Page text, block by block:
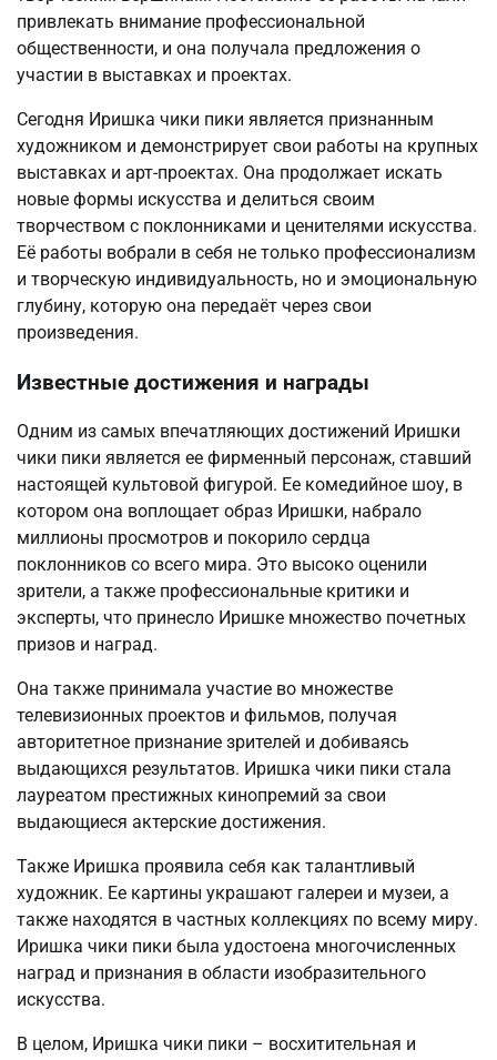
привлекать внимание профессиональной
общественности, и она получала предложения о
участии в выставках и проектах.
Сегодня Иришка чики пики является признанным
художником и демонстрирует свои работы на крупных
выставках и арт-проектах. Она продолжает искать
новые формы искусства и делиться своим
творчеством с поклонниками и ценителями искусства.
Её работы вобрали в себя не только профессионализм
и творческую индивидуальность, но и эмоциональную
глубину, которую она передаёт через свои
произведения.
Известные достижения и награды
Одним из самых впечатляющих достижений Иришки
чики пики является ее фирменный персонаж, ставший
настоящей культовой фигурой. Ее комедийное шоу, в
котором она воплощает образ Иришки, набрало
миллионы просмотров и покорило сердца
поклонников со всего мира. Это высоко оценили
зрители, а также профессиональные критики и
эксперты, что принесло Иришке множество почетных
призов и наград.
Она также принимала участие во множестве
телевизионных проектов и фильмов, получая
авторитетное признание зрителей и добиваясь
выдающихся результатов. Иришка чики пики стала
лауреатом престижных кинопремий за свои
выдающиеся актерские достижения.
Также Иришка проявила себя как талантливый
художник. Ее картины украшают галереи и музеи, а
также находятся в частных коллекциях по всему миру.
Иришка чики пики была удостоена многочисленных
наград и признания в области изобразительного
искусства.
В целом, Иришка чики пики – восхитительная и